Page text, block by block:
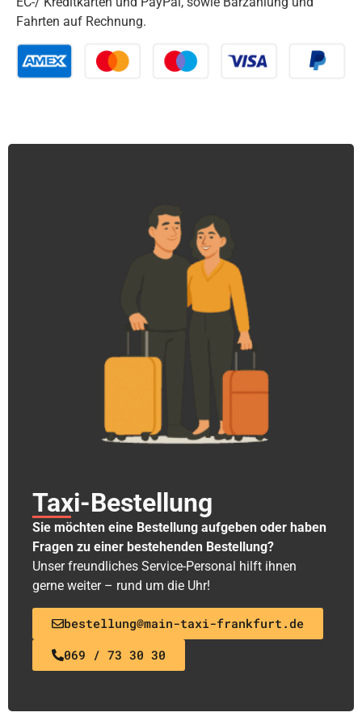
Fahrten auf Rechnung.
Taxi-Bestellung
Sie möchten eine Bestellung aufgeben oder haben
Fragen zu einer bestehenden Bestellung?
Unser freundliches Service-Personal hilft ihnen
gerne weiter – rund um die Uhr!
bestellung@main-taxi-frankfurt.de
069 / 73 30 30